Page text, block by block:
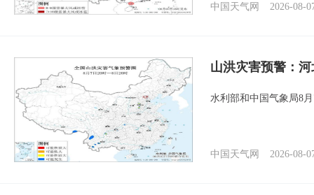
中国天气网 2026-08-
山洪灾害预警：
水利部和中国气象局8
中国天气网 2026-08-